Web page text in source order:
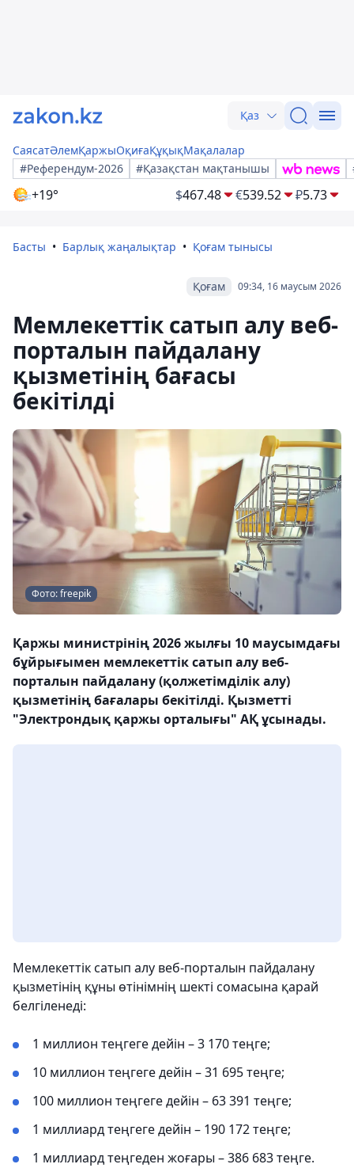
Қаз
СаясатӘлемҚаржыОқиғаҚұқықМақалалар
#Референдум-2026
#Қазақстан мақтанышы
+19° $467.48 €539.52 ₽5.73
Басты Барлық жаңалықтар Қоғам тынысы
09:34, 16 маусым 2026
Қоғам
Мемлекеттік сатып алу веб-
порталын пайдалану
қызметінің бағасы
бекітілді
Фото: freepik
Қаржы министрінің 2026 жылғы 10 маусымдағы
бұйрығымен мемлекеттік сатып алу веб-
порталын пайдалану (қолжетімділік алу)
қызметінің бағалары бекітілді. Қызметті
"Электрондық қаржы орталығы" АҚ ұсынады.
Мемлекеттік сатып алу веб-порталын пайдалану
қызметінің құны өтінімнің шекті сомасына қарай
белгіленеді:
1 миллион теңгеге дейін – 3 170 теңге;
10 миллион теңгеге дейін – 31 695 теңге;
100 миллион теңгеге дейін – 63 391 теңге;
1 миллиард теңгеге дейін – 190 172 теңге;
1 миллиард теңгеден жоғары – 386 683 теңге.